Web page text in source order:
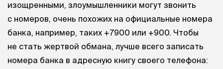
изощренными, злоумышленники могут звонить
с номеров, очень похожих на официальные номера
банка, например, таких +7900 или +900. Чтобы
не стать жертвой обмана, лучше всего записать
номера банка в адресную книгу своего телефона: